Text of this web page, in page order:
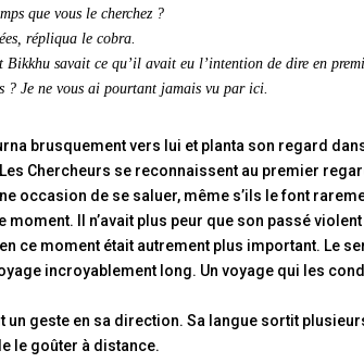
que vous le cherchez ?
répliqua le cobra.
Bikkhu savait ce qu’il avait eu l’intention de dire en
? Je ne vous ai pourtant jamais vu par ici.
brusquement vers lui et planta son regard
Chercheurs se reconnaissent au premier
occasion de se saluer, même s’ils le font
moment. Il n’avait plus peur que son passé
ce moment était autrement plus important. Le
incroyablement long. Un voyage qui les
un geste en sa direction. Sa langue sortit
le goûter à distance.